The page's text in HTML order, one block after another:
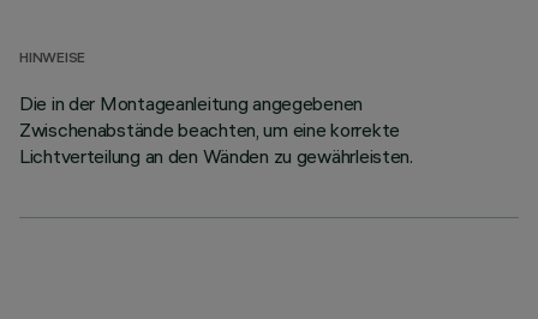
HINWEISE
Die in der Montageanleitung angegebenen
Zwischenabstände beachten, um eine korrekte
Lichtverteilung an den Wänden zu gewährleisten.